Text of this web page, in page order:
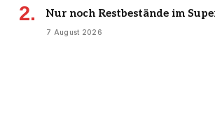
Nur noch Restbestände im
7 August 2026